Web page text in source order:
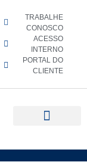
TRABALHE
CONOSCO
ACESSO
INTERNO
PORTAL DO
CLIENTE